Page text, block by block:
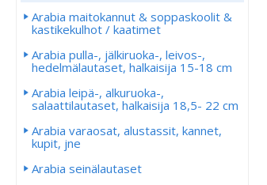
Arabia maitokannut & soppaskoolit &
kastikekulhot / kaatimet
Arabia pulla-, jälkiruoka-, leivos-,
hedelmälautaset, halkaisija 15-18 cm
Arabia leipä-, alkuruoka-,
salaattilautaset, halkaisija 18,5- 22 cm
Arabia varaosat, alustassit, kannet,
kupit, jne
Arabia seinälautaset